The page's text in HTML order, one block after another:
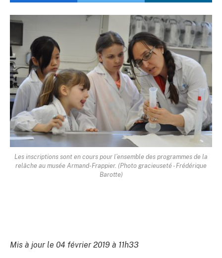
Les inscriptions sont en cours pour l’ensemble des programmes de la
relâche au musée Armand-Frappier. (Photo gracieuseté - Frédérique
Barotte)
Mis à jour le 04 février 2019 à 11h33